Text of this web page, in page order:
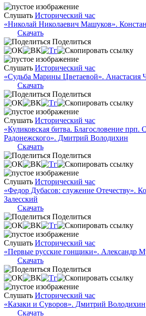
Слушать Исторический час
«Николай Николаевич Машуков».
Скачать
Поделиться
Слушать Исторический час
«Судьба Марины Цветаевой». Анастасия
Скачать
Поделиться
Слушать Исторический час
«Куликовская битва. Благословение прп.
Радонежского». Дмитрий Володихин
Скачать
Поделиться
Слушать Исторический час
«Федор Дубасов: служение Отечеству».
Залесский
Скачать
Поделиться
Слушать Исторический час
«Первые русские гонщики». Александр
Скачать
Поделиться
Слушать Исторический час
«Казаки и Суворов». Дмитрий Володихин
Скачать